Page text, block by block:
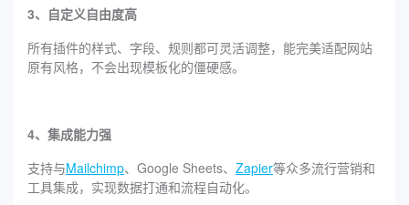
3、自定义自由度高
所有插件的样式、字段、规则都可灵活调整，能完美适配网站
原有风格，不会出现模板化的僵硬感。
4、集成能力强
支持与Mailchimp、Google Sheets、 Zapier等众多流行营销和
工具集成，实现数据打通和流程自动化。